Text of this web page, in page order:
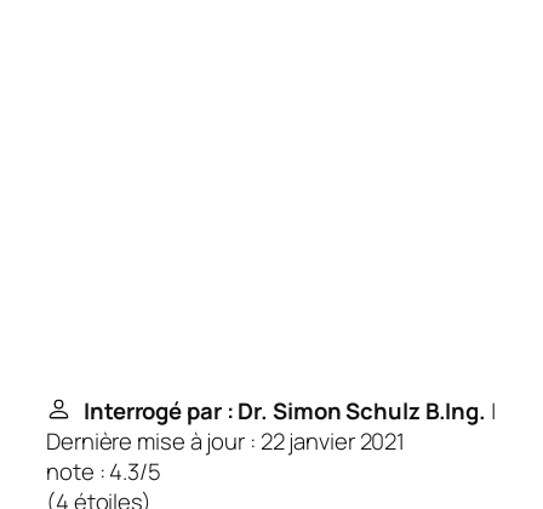
Interrogé par : Dr. Simon Schulz B.Ing. |
Dernière mise à jour : 22 janvier 2021
note : 4.3/5
(4 étoiles)